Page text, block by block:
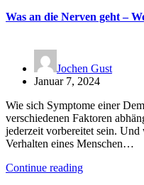
Was an die Nerven geht –
Jochen Gust
Januar 7, 2024
Wie sich Symptome einer
verschiedenen Faktoren
jederzeit vorbereitet sein.
Verhalten eines Menschen…
Continue reading